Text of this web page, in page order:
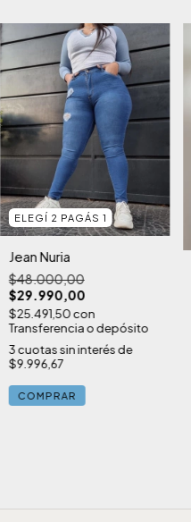
ELEGÍ 2 PAGÁS 1
Jean Nuria
$48.000,00
$29.990,00
$25.491,50con
Transferencia o depósito
3cuotas sin interés de
$9.996,67
COMPRAR